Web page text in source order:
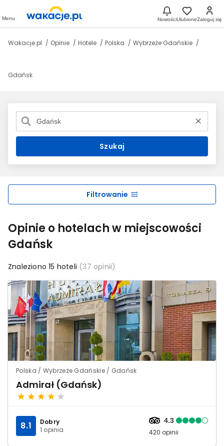
Menu NowościUlubioneZaloguj się
Wakacje.pl Opinie Hotele Polska Wybrzeże Gdańskie
Gdańsk
Szukaj
Opinie o hotelach w miejscowości
Gdańsk
Filtrowanie
Znaleziono 15 hoteli (37 opinii)
Polska / Wybrzeże Gdańskie / Gdańsk
Admirał (Gdańsk)
Dobry
1 opinia
8.1 4.3
420 opinii